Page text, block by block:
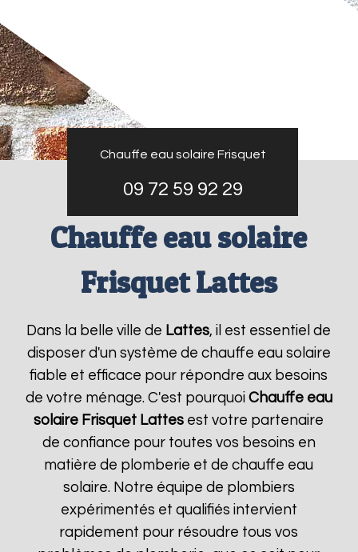
Chauffe eau solaire Frisquet
09 72 59 92 29
Chauffe eau solaire
Frisquet Lattes
Dans la belle ville de Lattes, il est essentiel de
disposer d'un système de chauffe eau solaire
fiable et efficace pour répondre aux besoins
de votre ménage. C'est pourquoi Chauffe eau
solaire Frisquet Lattes est votre partenaire
de confiance pour toutes vos besoins en
matière de plomberie et de chauffe eau
solaire. Notre équipe de plombiers
expérimentés et qualifiés intervient
rapidement pour résoudre tous vos